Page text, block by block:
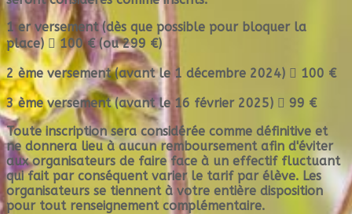
1 er versement (dès que possible pour bloquer la
place)  100 € (ou 299 €)
2 ème versement (avant le 1 décembre 2024)  100 €
3 ème versement (avant le 16 février 2025)  99 €
Toute inscription sera considérée comme définitive et
ne donnera lieu à aucun remboursement afin d'éviter
aux organisateurs de faire face à un effectif fluctuant
qui fait par conséquent varier le tarif par élève. Les
organisateurs se tiennent à votre entière disposition
pour tout renseignement complémentaire.